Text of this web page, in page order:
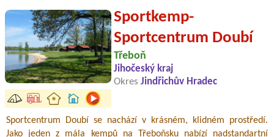
Sportkemp-
Sportcentrum Doubí
Třeboň
Jihočeský kraj
Okres Jindřichův Hradec
Sportcentrum Doubí se nachází v krásném, klidném prostředí.
Jako jeden z mála kempů na Třeboňsku nabízí nadstandartní